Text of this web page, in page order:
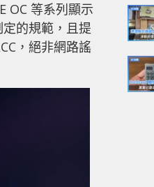
OC 等系列顯示
的規範，且提
，絕非網路謠